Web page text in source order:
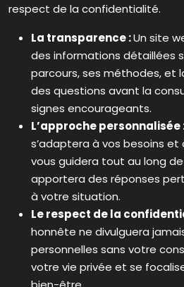
respect de la confidentialité.
La transparence :Un site
des informations détaillées
parcours, ses méthodes, et
des questions avant la
signes encourageants.
L’approche personnalisée
s’adaptera à vos besoins et
vous guidera tout au long
apportera des réponses
à votre situation.
Le respect de la
honnête ne divulguera
personnelles sans votre
votre vie privée et se